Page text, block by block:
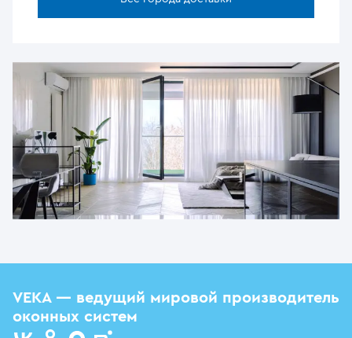
VEKA — ведущий мировой производитель
оконных систем